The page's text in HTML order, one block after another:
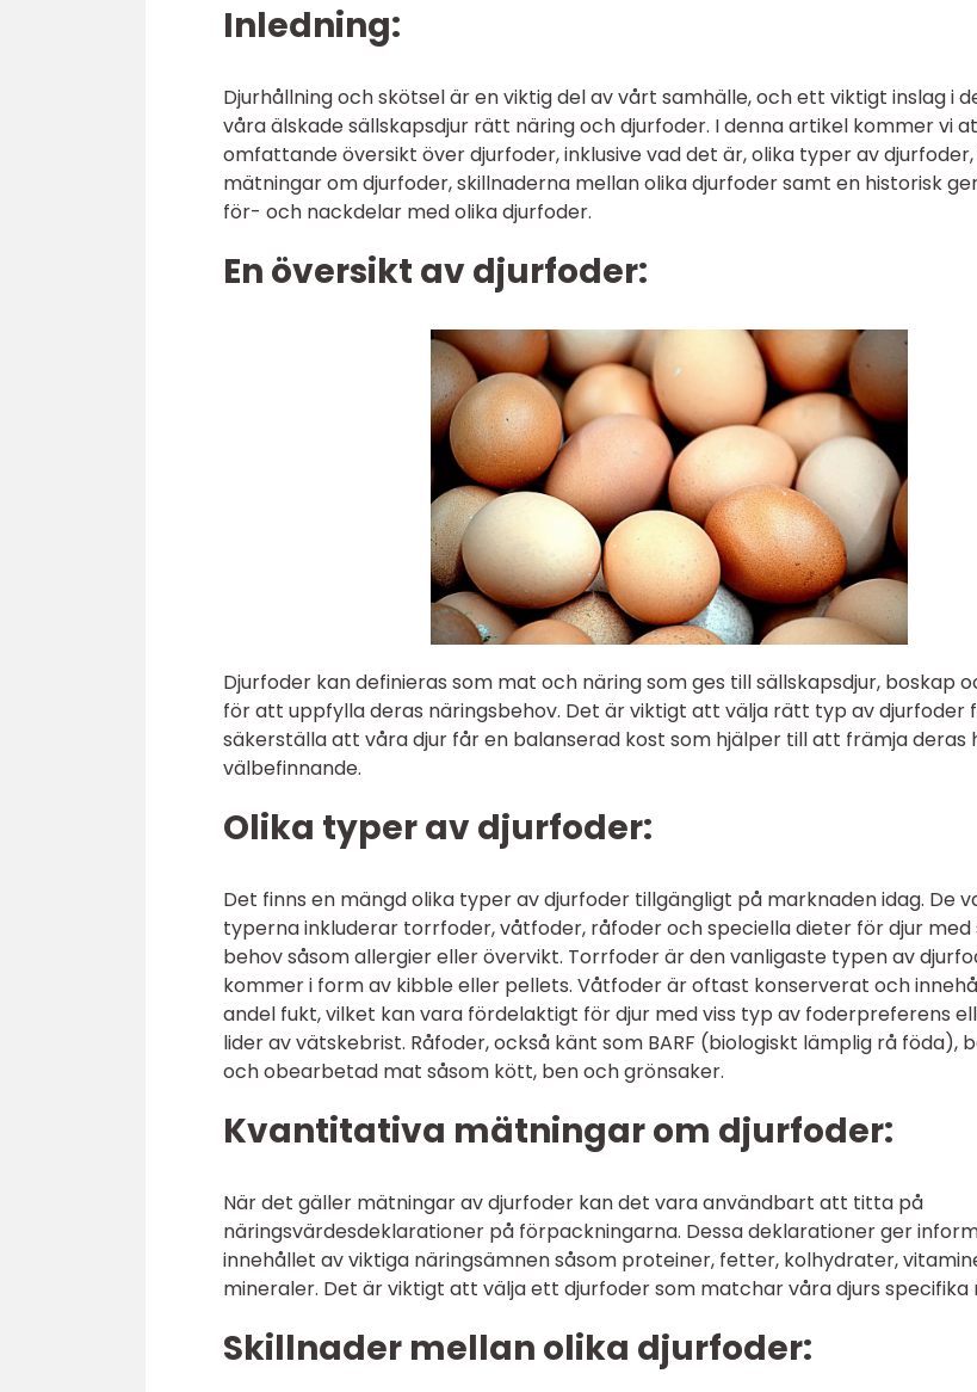
Inledning:
Djurhållning och skötsel är en viktig del av vårt samhälle, och ett viktigt inslag i
våra älskade sällskapsdjur rätt näring och djurfoder. I denna artikel kommer vi
omfattande översikt över djurfoder, inklusive vad det är, olika typer av
mätningar om djurfoder, skillnaderna mellan olika djurfoder samt en historisk
för- och nackdelar med olika djurfoder.
En översikt av djurfoder:
Djurfoder kan definieras som mat och näring som ges till sällskapsdjur, boskap
för att uppfylla deras näringsbehov. Det är viktigt att välja rätt typ av djurfoder
säkerställa att våra djur får en balanserad kost som hjälper till att främja deras
välbefinnande.
Olika typer av djurfoder:
Det finns en mängd olika typer av djurfoder tillgängligt på marknaden idag. De
typerna inkluderar torrfoder, våtfoder, råfoder och speciella dieter för djur med
behov såsom allergier eller övervikt. Torrfoder är den vanligaste typen av
kommer i form av kibble eller pellets. Våtfoder är oftast konserverat och
andel fukt, vilket kan vara fördelaktigt för djur med viss typ av foderpreferens
lider av vätskebrist. Råfoder, också känt som BARF (biologiskt lämplig rå föda),
och obearbetad mat såsom kött, ben och grönsaker.
Kvantitativa mätningar om djurfoder:
När det gäller mätningar av djurfoder kan det vara användbart att titta på
näringsvärdesdeklarationer på förpackningarna. Dessa deklarationer ger
innehållet av viktiga näringsämnen såsom proteiner, fetter, kolhydrater,
mineraler. Det är viktigt att välja ett djurfoder som matchar våra djurs specifika
Skillnader mellan olika djurfoder: